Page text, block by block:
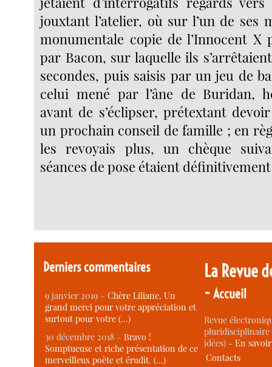
jouxtant l’atelier, où sur l’un de ses
monumentale copie de l’Innocent X
par Bacon, sur laquelle ils
secondes, puis saisis par un jeu de
celui mené par l’âne de Buridan,
avant de s’éclipser, prétextant
un prochain conseil de famille ; en
les revoyais plus, un chèque
séances de pose étaient
Derniers commentaires
9 janvier 2019 –Chère Liliane, Un
grand merci pour votre appréciation et
surtout pour votre (…)
30 décembre 2018 –Bravo !
Somptueuse et riche présentation de ce
merveilleux poète et érudit. (…)
La Revue
-Accueil
Revue
idées) -En
Contacts